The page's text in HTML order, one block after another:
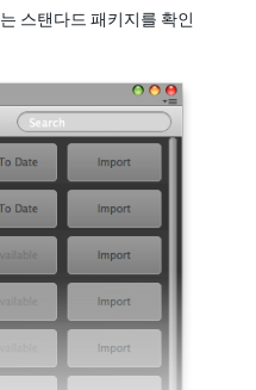
스탠다드 패키지를 확인